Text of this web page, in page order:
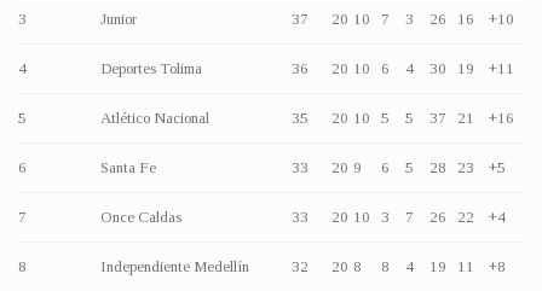
3 Junior 37 20 10 7 3 26 16 +10
4 Deportes Tolima 36 20 10 6 4 30 19 +11
5 Atlético Nacional 35 20 10 5 5 37 21 +16
6 Santa Fe 33 20 9 6 5 28 23 +5
7 Once Caldas 33 20 10 3 7 26 22 +4
8 Independiente Medellín 32 20 8 8 4 19 11 +8